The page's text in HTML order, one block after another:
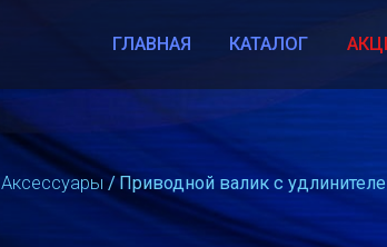
ГЛАВНАЯ КАТАЛОГ
Аксессуары / Приводной валик с